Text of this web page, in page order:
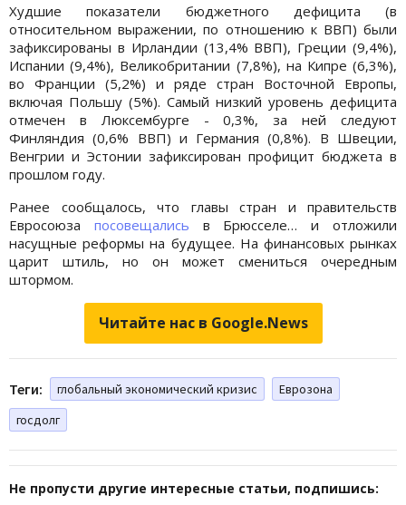
Худшие показатели бюджетного дефицита (в
относительном выражении, по отношению к ВВП) были
зафиксированы в Ирландии (13,4% ВВП), Греции (9,4%),
Испании (9,4%), Великобритании (7,8%), на Кипре (6,3%),
во Франции (5,2%) и ряде стран Восточной Европы,
включая Польшу (5%). Самый низкий уровень дефицита
отмечен в Люксембурге - 0,3%, за ней следуют
Финляндия (0,6% ВВП) и Германия (0,8%). В Швеции,
Венгрии и Эстонии зафиксирован профицит бюджета в
прошлом году.
Ранее сообщалось, что главы стран и правительств
Евросоюза посовещались в Брюсселе… и отложили
насущные реформы на будущее. На финансовых рынках
царит штиль, но он может смениться очередным
штормом.
Читайте нас в Google.News
Теги: глобальный экономический кризис
Еврозона
госдолг
Не пропусти другие интересные статьи, подпишись: